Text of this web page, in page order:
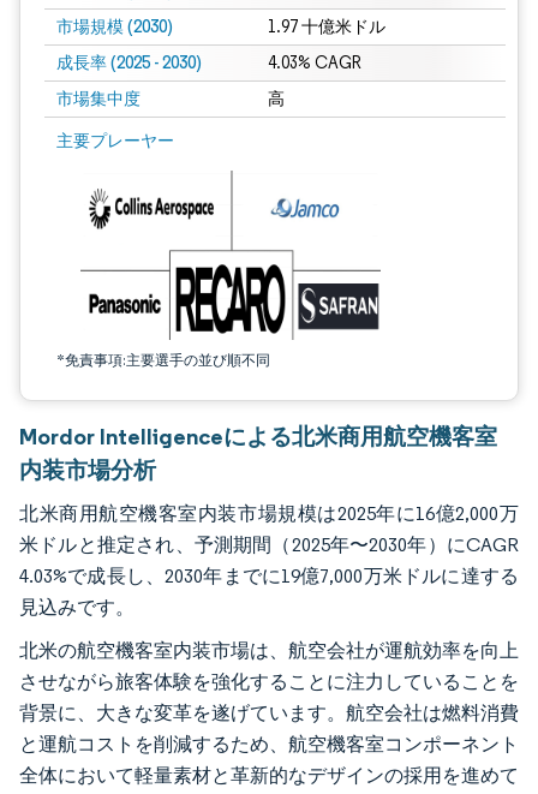
市場規模 (2030) 1.97 十億米ドル
成長率 (2025 - 2030) 4.03% CAGR
市場集中度 高
主要プレーヤー
*免責事項:主要選手の並び順不同
画像 © Mordor Intelligence。再利用にはCC BY 4.0の表示が必要です。
Mordor Intelligenceによる北米商用航空機客室
内装市場分析
北米商用航空機客室内装市場規模は2025年に16億2,000万
米ドルと推定され、予測期間（2025年〜2030年）にCAGR
4.03%で成長し、2030年までに19億7,000万米ドルに達する
見込みです。
北米の航空機客室内装市場は、航空会社が運航効率を向上
させながら旅客体験を強化することに注力していることを
背景に、大きな変革を遂げています。航空会社は燃料消費
と運航コストを削減するため、航空機客室コンポーネント
全体において軽量素材と革新的なデザインの採用を進めて